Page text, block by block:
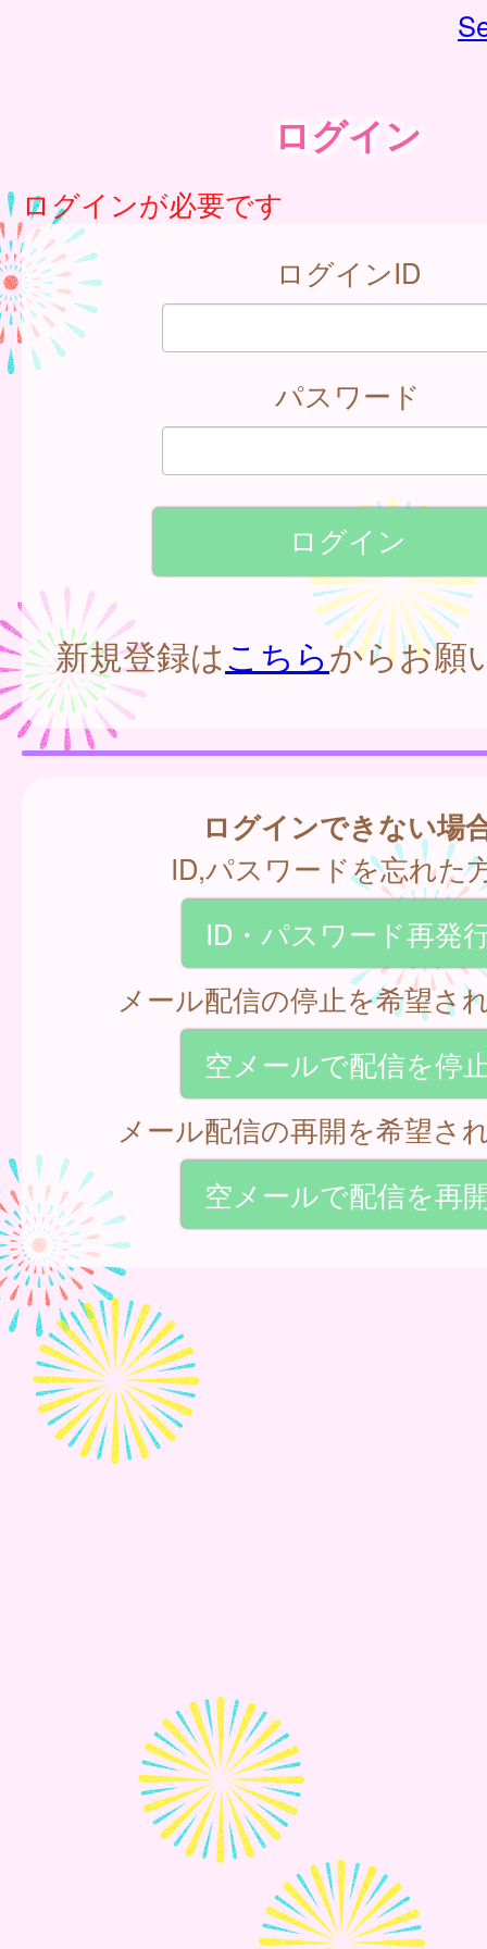
ログイン
ログインが必要です
ログインID
パスワード
新規登録はこちらからお願
ログインできない場
ID,パスワードを忘れた
ID・パスワード再発
メール配信の停止を希望さ
空メールで配信を停
メール配信の再開を希望さ
空メールで配信を再